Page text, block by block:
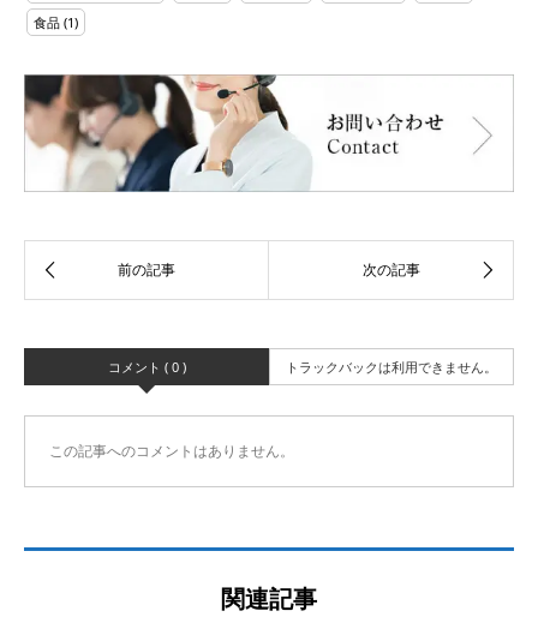
食品 (1)
コメント ( 0 ) トラックバックは利用できません。
この記事へのコメントはありません。
関連記事